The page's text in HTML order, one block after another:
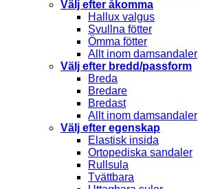
Välj efter åkomma
Hallux valgus
Svullna fötter
Ömma fötter
Allt inom damsandaler
Välj efter bredd/passform
Breda
Bredare
Bredast
Allt inom damsandaler
Välj efter egenskap
Elastisk insida
Ortopediska sandaler
Rullsula
Tvättbara